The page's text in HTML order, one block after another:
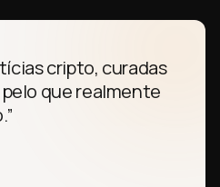
cripto, curadas
que realmente